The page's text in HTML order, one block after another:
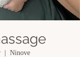
  |
Ninove